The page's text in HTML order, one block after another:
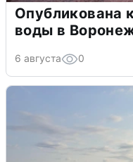
Опубликована
воды в
6 августа 0